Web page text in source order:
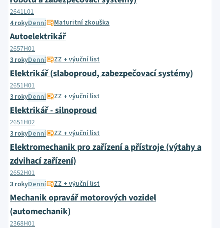
2641L01
4 rokyDenní Maturitní zkouška
Autoelektrikář
2657H01
3 rokyDenní ZZ + výuční list
Elektrikář (slaboproud, zabezpečovací systémy)
2651H01
3 rokyDenní ZZ + výuční list
Elektrikář - silnoproud
2651H02
3 rokyDenní ZZ + výuční list
Elektromechanik pro zařízení a přístroje (výtahy a
zdvihací zařízení)
2652H01
3 rokyDenní ZZ + výuční list
Mechanik opravář motorových vozidel
(automechanik)
2368H01